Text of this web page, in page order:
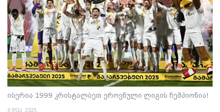
იბერია 1999 კრისტალბეთ ეროვნული ლიგის ჩემპიონია!